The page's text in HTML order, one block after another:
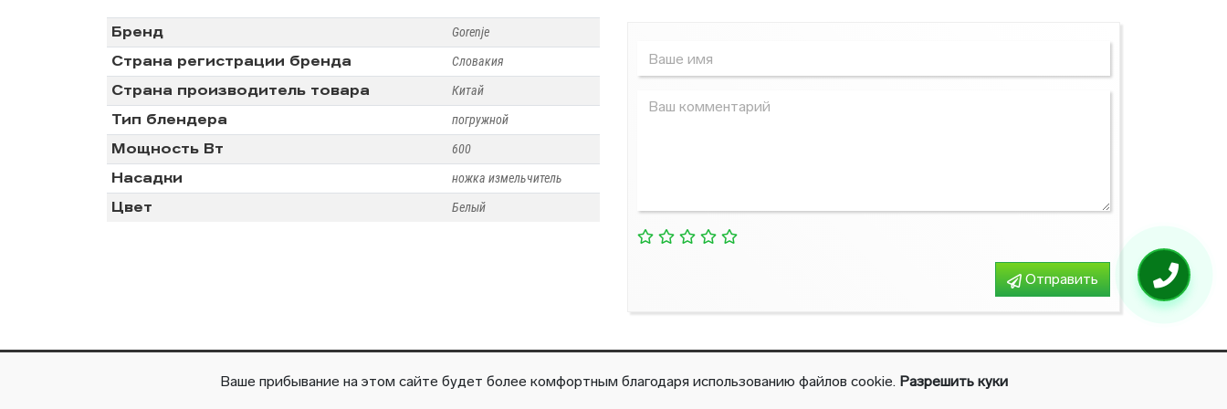
Климат.Техника
Обогреватели Водонагреватели
Тепловентиляторы
Ваше прибывание на этом сайте будет более комфортным благодаря использованию файлов cookie. Разрешить куки
Бренд Gorenje
Страна регистрации бренда Словакия
Страна производитель товара Китай
Тип блендера погружной
Мощность Вт 600
Насадки ножка измельчитель
Цвет Белый
Отправить
© 2026 All right reserved